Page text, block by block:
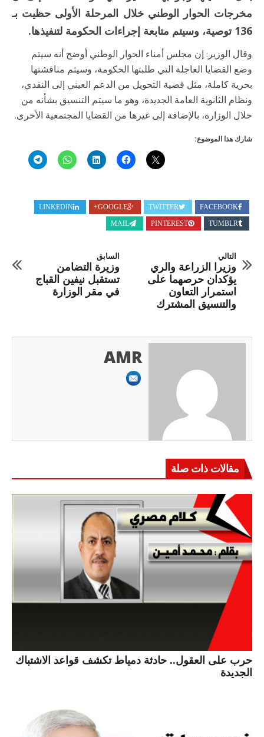
مخرجات الحوار الوطني خلال المرحلة الأولى حظيت بـ
136 توصية، وسيتم متابعة إجراءات الحكومة لتنفيذها.
وقال الوزير: إن مجلس أمناء الحوار الوطني أوضح أنه سيتم
وضع القضايا العاجلة التي طلبتها الحكومة، وسيتم مناقشتها
بحرية كاملة، مثل قضية التحويل من الدعم العيني إلى النقدي،
ونظام الثانوية العامة الجديدة، وهو ما سيتم التنسيق بشأنه من
خلال الوزارة، بالإضافة إلى غيرها من القضايا المجتمعية الأخرى.
شارك هذا الموضوع:
FACEBOOK
TWITTER
GOOGLE+
LINKEDIN
TUMBLR
PINTEREST
MAIL
السابق
وزيرة التضامن
تستقبل نيفين القباج
في مقر الوزارة
التالي
وزيرا الزراعة والري
يؤكدان حرصهما على
استمرار التعاون
والتنسيق المشترك
AMR
مقالات ذات صلة
حرب على العقول.. حادثة دمياط تكشف قواعد الاشتباك
الجديدة